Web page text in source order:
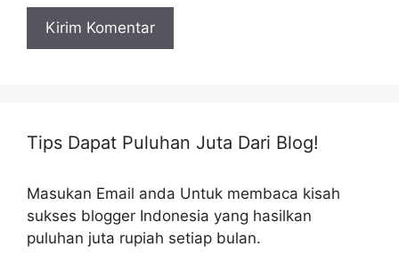
Tips Dapat Puluhan Juta Dari Blog!
Masukan Email anda Untuk membaca kisah
sukses blogger Indonesia yang hasilkan
puluhan juta rupiah setiap bulan.